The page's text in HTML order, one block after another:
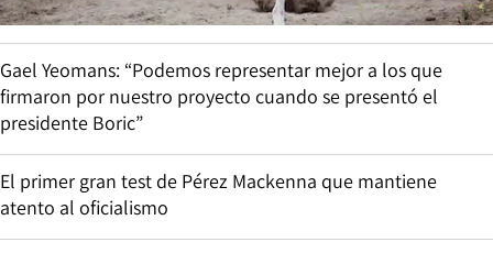
Gael Yeomans: “Podemos representar mejor a los que
firmaron por nuestro proyecto cuando se presentó el
presidente Boric”
El primer gran test de Pérez Mackenna que mantiene
atento al oficialismo